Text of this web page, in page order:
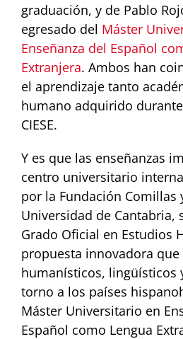
graduación, y de Pablo
egresado del Máster
Enseñanza del Español
Extranjera. Ambos han
el aprendizaje tanto
humano adquirido
CIESE.
Y es que las enseñanzas
centro universitario
por la Fundación Comillas
Universidad de Cantabria,
Grado Oficial en Estudios
propuesta innovadora
humanísticos, lingüísticos
torno a los países
Máster Universitario en
Español como Lengua